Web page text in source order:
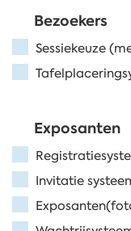
Bezoekers
Sessiekeuze
Exposanten
Invitatie